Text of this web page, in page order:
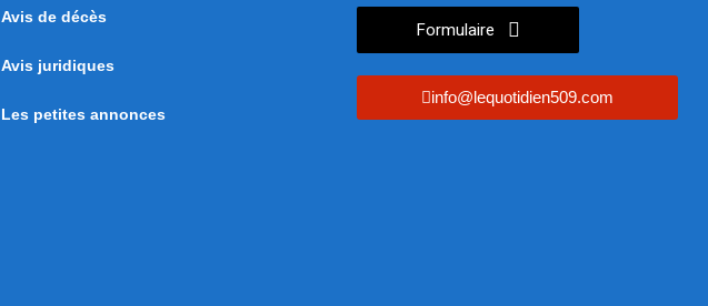
Avis de décès
Avis juridiques
Les petites annonces
Formulaire
info@lequotidien509.com